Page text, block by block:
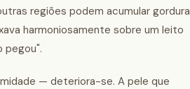
regiões podem acumular gordura
harmoniosamente sobre um leito
pegou".
— deteriora-se. A pele que